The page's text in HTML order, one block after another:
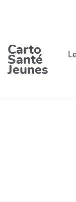
Carto
Santé
Jeunes